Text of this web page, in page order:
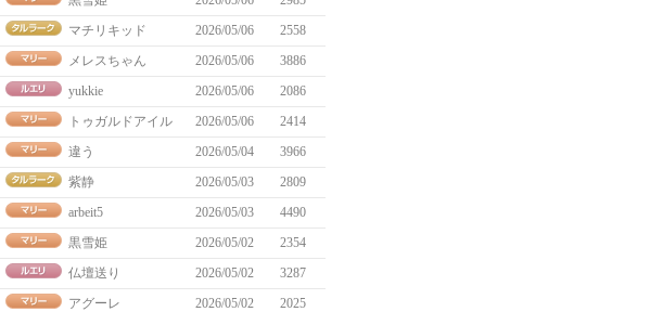
マチリキッド 2026/05/06
2558
メレスちゃん 2026/05/06
3886
yukkie 2026/05/06
2086
トゥガルドアイル 2026/05/06
2414
違う 2026/05/04
3966
紫静 2026/05/03
2809
arbeit5 2026/05/03
4490
黒雪姫 2026/05/02
2354
仏壇送り 2026/05/02
3287
アグーレ 2026/05/02
2025